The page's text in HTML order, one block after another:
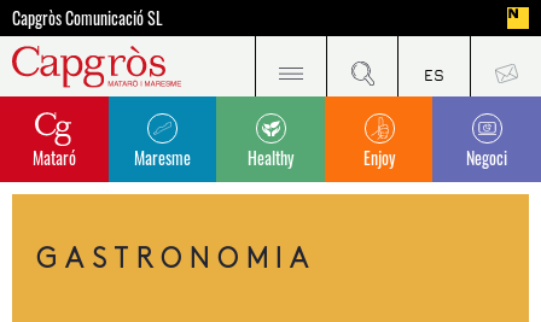
Capgròs Comunicació SL
Mataró Maresme Healthy Enjoy Negoci
GASTRONOMIA